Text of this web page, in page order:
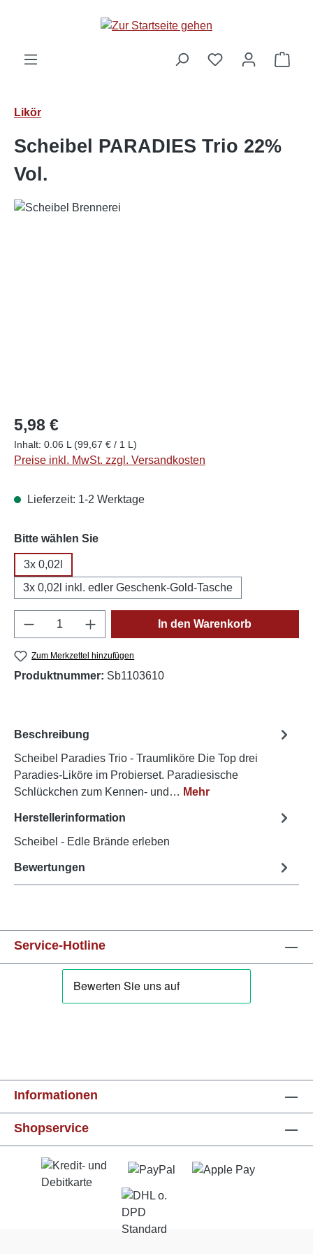
Likör
Scheibel PARADIES Trio 22%
Vol.
5,98 €
Inhalt: 0.06 L (99,67 € / 1 L)
Preise inkl. MwSt. zzgl. Versandkosten
Lieferzeit: 1-2 Werktage
Bitte wählen Sieauswählen
3x 0,02l
3x 0,02l inkl. edler Geschenk-Gold-Tasche
Produkt Anzahl: Gib den gewünschten
In den Warenkorb
Zum Merkzettel hinzufügen
Produktnummer: Sb1103610
Beschreibung
Scheibel Paradies Trio - Traumliköre Die Top drei
Paradies-Liköre im Probierset. Paradiesische
Schlückchen zum Kennen- und… Mehr
Herstellerinformation
Scheibel - Edle Brände erleben
Bewertungen
Service-Hotline
Informationen
Shopservice